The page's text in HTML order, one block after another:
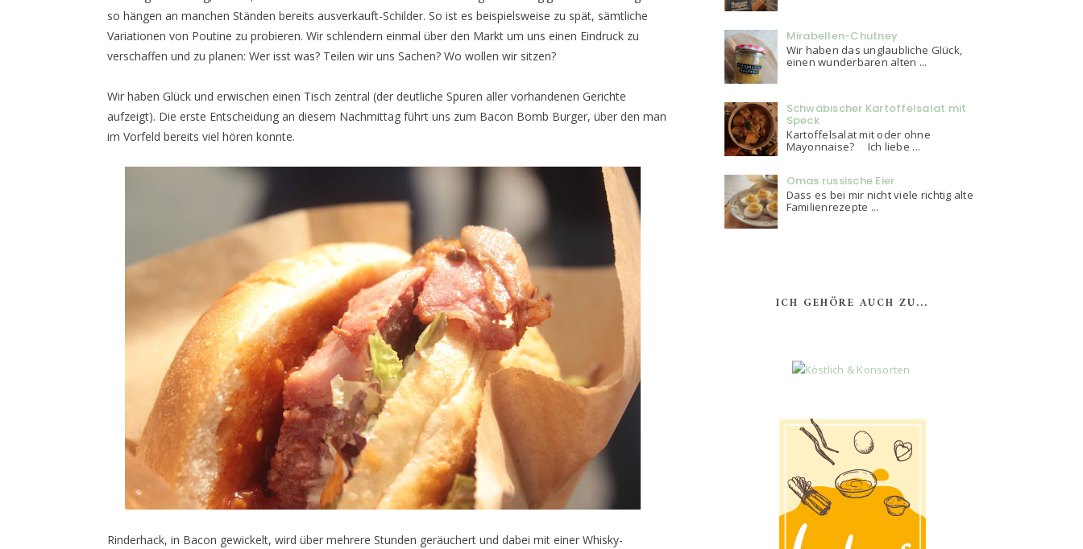
so hängen an manchen Ständen bereits ausverkauft-Schilder. So ist es beispielsweise zu spät, sämtliche
Variationen von Poutine zu probieren. Wir schlendern einmal über den Markt um uns einen Eindruck zu
verschaffen und zu planen: Wer isst was? Teilen wir uns Sachen? Wo wollen wir sitzen?
Wir haben Glück und erwischen einen Tisch zentral (der deutliche Spuren aller vorhandenen Gerichte
aufzeigt). Die erste Entscheidung an diesem Nachmittag führt uns zum Bacon Bomb Burger, über den man
im Vorfeld bereits viel hören konnte.
Rinderhack, in Bacon gewickelt, wird über mehrere Stunden geräuchert und dabei mit einer Whisky-
Mirabellen-Chutney
Wir haben das unglaubliche Glück,
einen wunderbaren alten ...
Schwäbischer Kartoffelsalat mit
Speck
Kartoffelsalat mit oder ohne
Mayonnaise? Ich liebe ...
Omas russische Eier
Dass es bei mir nicht viele richtig alte
Familienrezepte ...
ICH GEHÖRE AUCH ZU...